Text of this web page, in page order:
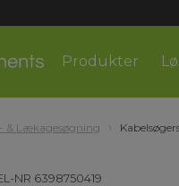
Produkter
& Lækagesøgning
NR 6398750419